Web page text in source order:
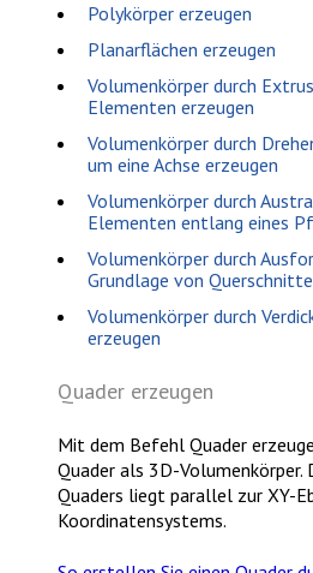
Polykörper erzeugen
Planarflächen erzeugen
Volumenkörper durch
Elementen erzeugen
Volumenkörper durch
um eine Achse erzeugen
Volumenkörper durch
Elementen entlang eines
Volumenkörper durch
Grundlage von
Volumenkörper durch
erzeugen
Quader erzeugen
Mit dem BefehlQuader
Quader als 3D-Volumenkörper.
Quaders liegt parallel zur XY-
Koordinatensystems.